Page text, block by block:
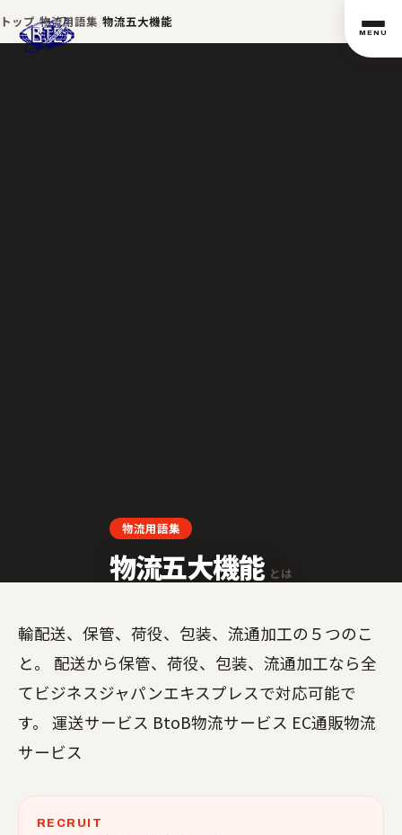
MENU
トップ 物流用語集 物流五大機能
物流用語集
物流五大機能 とは
輸配送、保管、荷役、包装、流通加工の５つのこ
と。 配送から保管、荷役、包装、流通加工なら全
てビジネスジャパンエキスプレスで対応可能で
す。 運送サービス BtoB物流サービス EC通販物流
サービス
RECRUIT